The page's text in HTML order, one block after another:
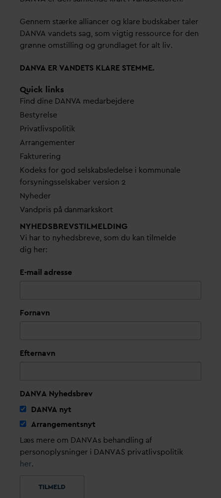
Gennem stærke alliancer og klare budskaber taler
DANVA vandets sag, som vigtig ressource for den
grønne omstilling og grundlaget for alt liv.
DANVA ERVANDETS KLARE STEMME.
Quick links
Find dine DANVA medarbejdere
Bestyrelse
Privatlivspolitik
Arrangementer
Fakturering
Kodeks for god selskabsledelse i kommunale
forsyningsselskaber version 2
Nyheder
Vandpris på danmarkskort
NYHEDSBREVS­TILMELDING
Vi har to nyhedsbreve, som du kan tilmelde
dig her:
E-mail adresse
Fornavn
Efternavn
DANVA Nyhedsbrev
DANVA nyt
Arrangementsnyt
Læs mere om DANVAs behandling af
personoplysninger i DANVAS privatlivspolitik
her.